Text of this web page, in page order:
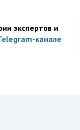
экспертов и
канале